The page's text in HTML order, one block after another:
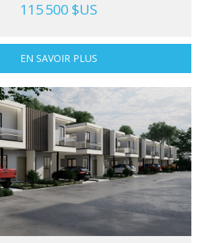
115 500 $US
EN SAVOIR PLUS